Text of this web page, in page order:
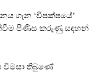
ගැන ‘විපක්ෂයේ’
පිණිස කරුණු සඳහන්
විමසා තිබුණේ